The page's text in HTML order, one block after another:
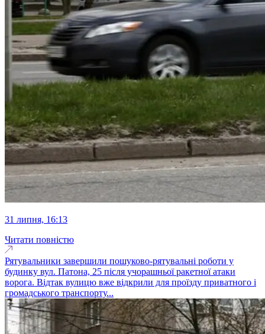
31 липня, 16:13
Читати повністю
Рятувальники завершили пошуково-рятувальні роботи у
будинку вул. Патона, 25 після учорашньої ракетної атаки
ворога. Відтак вулицю вже відкрили для проїзду приватного і
громадського транспорту...